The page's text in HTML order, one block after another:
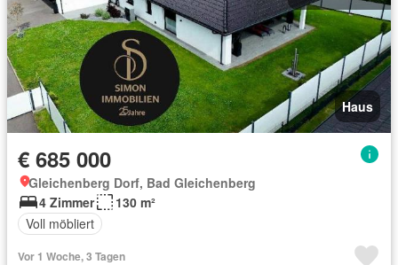
Haus
€ 685 000
Gleichenberg Dorf, Bad Gleichenberg
4 Zimmer
130 m²
Voll möbliert
Vor 1 Woche, 3 Tagen